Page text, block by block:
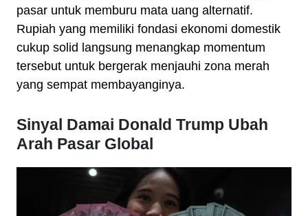
pasar untuk memburu mata uang alternatif.
Rupiah yang memiliki fondasi ekonomi domestik
cukup solid langsung menangkap momentum
tersebut untuk bergerak menjauhi zona merah
yang sempat membayanginya.
Sinyal Damai Donald Trump Ubah
Arah Pasar Global